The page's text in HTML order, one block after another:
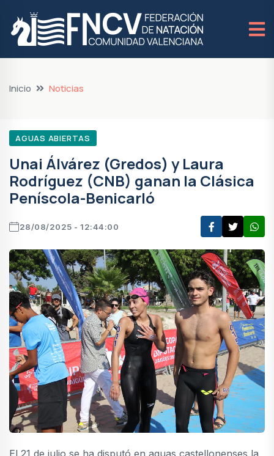
Inicio Noticias
AGUAS ABIERTAS
Unai Álvárez (Gredos) y Laura
Rodríguez (CNB) ganan la Clásica
Peníscola-Benicarló
28/08/2025 - 12:44:00
El 21 de julio se ha disputó en aguas castellonenses la